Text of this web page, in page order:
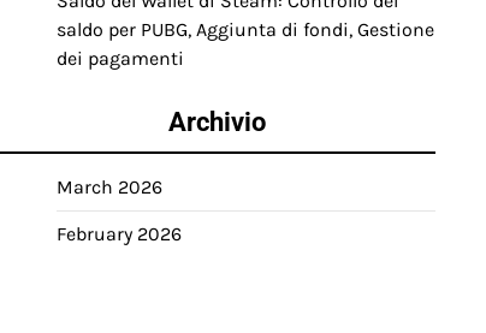
saldo per PUBG, Aggiunta di fondi, Gestione
dei pagamenti
Archivio
March 2026
February 2026